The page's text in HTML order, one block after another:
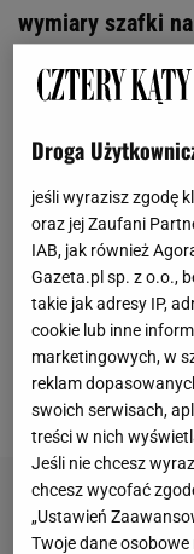
wymiary szafki
mebla
ile półek
raczej otwarte,
Drewniana
płyta meblowa
też ładna.Szafkę
zakupić w
pokusić się o
remont
Droga
jeśli wyrazisz zgodę
oraz jej Zaufani
IAB, jak również
Gazeta.pl sp. z o.o.,
takie jak adresy IP,
cookie lub inne
marketingowych, w
reklam
swoich serwisach,
treści w nich
Jeśli nie chcesz
chcesz wycofać
„Ustawień
Twoje dane